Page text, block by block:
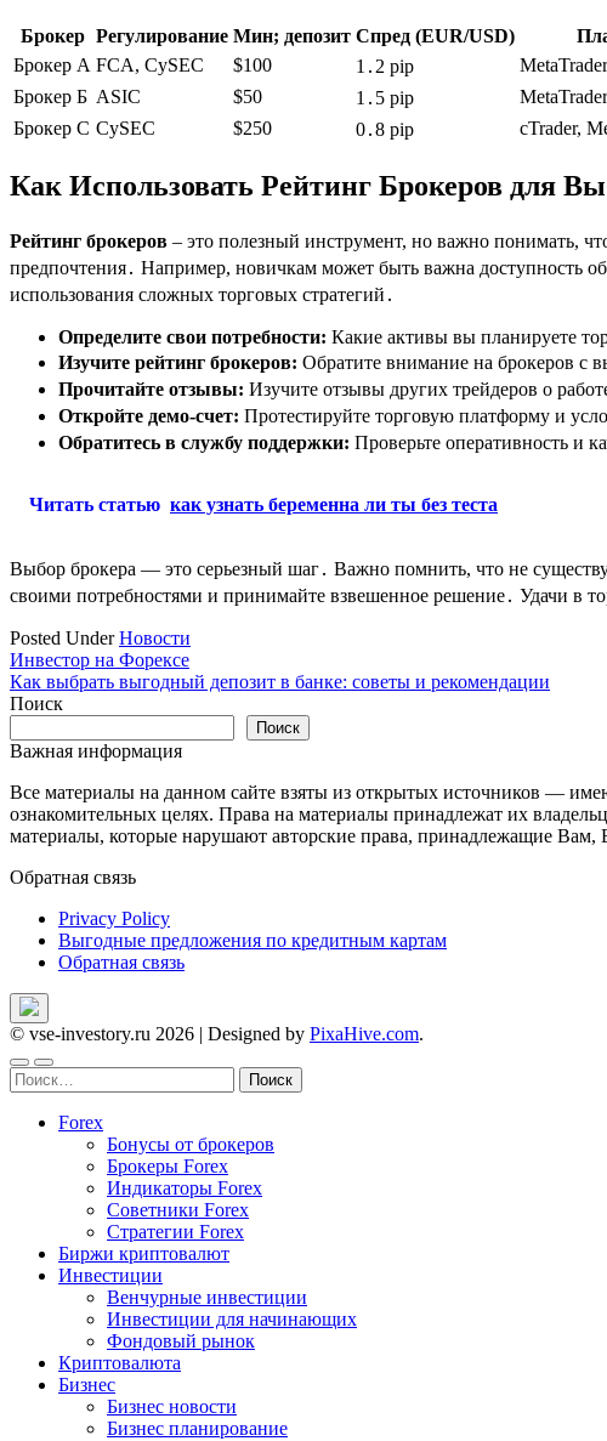
Брокер Регулирование Мин; депозит Спред (EUR/USD)
Брокер А FCA, CySEC $100 1․2 pip
Брокер Б ASIC $50 1․5 pip
Брокер С CySEC $250 0․8 pip cTrader,
Как Использовать Рейтинг Брокеров для
Рейтинг брокеров – это полезный инструмент, но важно понимать,
предпочтения․ Например, новичкам может быть важна доступность
использования сложных торговых стратегий․
Определите свои потребности: Какие активы вы планируете
Изучите рейтинг брокеров: Обратите внимание на брокеров с
Прочитайте отзывы: Изучите отзывы других трейдеров о
Откройте демо-счет: Протестируйте торговую платформу и
Обратитесь в службу поддержки: Проверьте оперативность и
Читать статью как узнать беременна ли ты без теста
Выбор брокера — это серьезный шаг․ Важно помнить, что не
своими потребностями и принимайте взвешенное решение․ Удачи в
Posted UnderНовости
Навигация
по
Инвестор на Форексе
Как выбрать выгодный депозит в банке: советы и рекомендации
Поиск
Поиск
Важная информация
Все материалы на данном сайте взяты из открытых источников —
ознакомительных целях. Права на материалы принадлежат их
материалы, которые нарушают авторские права, принадлежащие
Обратная связь
Privacy Policy
Выгодные предложения по кредитным картам
Обратная связь
© vse-investory.ru 2026 | Designed by PixaHive.com.
Найти:
Forex
Бонусы от брокеров
Брокеры Forex
Индикаторы Forex
Советники Forex
Стратегии Forex
Биржи криптовалют
Инвестиции
Венчурные инвестиции
Инвестиции для начинающих
Фондовый рынок
Криптовалюта
Бизнес
Бизнес новости
Бизнес планирование